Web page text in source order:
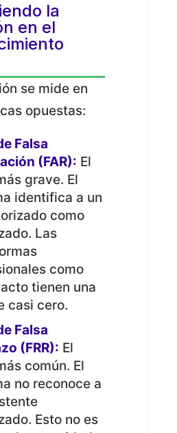
la
en el
se mide en
opuestas:
Falsa
(FAR): El
grave. El
identifica a un
como
Las
como
tienen una
casi cero.
Falsa
(FRR): El
común. El
no reconoce a
Esto no es